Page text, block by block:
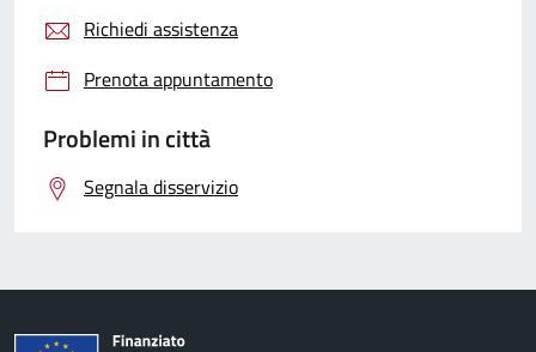
Richiedi assistenza
Prenota appuntamento
Problemi in città
Segnala disservizio